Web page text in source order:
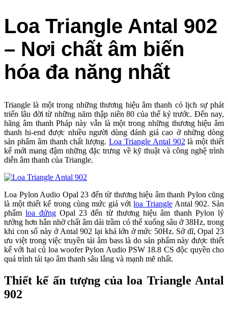
Loa Triangle Antal 902
– Nơi chất âm biến
hóa đa năng nhất
Triangle là một trong những thương hiệu âm thanh có lịch sự phát
triển lâu đời từ những năm thập niên 80 của thế kỷ trước. Đến nay,
hãng âm thanh Pháp này vẫn là một trong những thương hiệu âm
thanh hi-end được nhiều người dùng đánh giá cao ở những dòng
sản phẩm âm thanh chất lượng. Loa Triangle Antal 902 là một thiết
kế mới mang đậm những đặc trưng về kỹ thuật và công nghệ trình
diễn âm thanh của Triangle.
Loa Pylon Audio Opal 23 đến từ thương hiệu âm thanh Pylon cũng
là một thiết kế trong cùng mức giá vớiloa TriangleAntal 902. Sản
phẩmloa đứngOpal 23 đến từ thương hiệu âm thanh Pylon lý
tưởng hơn hẳn nhờ chất âm dải trầm có thể xuống sâu ở 38Hz, trong
khi con số này ở Antal 902 lại khá lớn ở mức 50Hz. Sở dĩ, Opal 23
ưu việt trong việc truyền tải âm bass là do sản phẩm này được thiết
kế với hai củ loa woofer Pylon Audio PSW 18.8 CS độc quyền cho
quá trình tái tạo âm thanh sâu lắng và mạnh mẽ nhất.
Thiết kế ấn tượng của loa Triangle Antal
902